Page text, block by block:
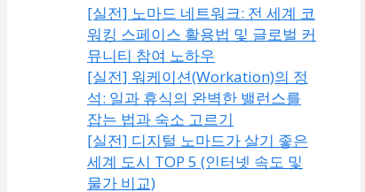
[실전] 노마드 네트워크: 전 세계 코
워킹 스페이스 활용법 및 글로벌 커
뮤니티 참여 노하우
[실전] 워케이션(Workation)의 정
석: 일과 휴식의 완벽한 밸런스를
잡는 법과 숙소 고르기
[실전] 디지털 노마드가 살기 좋은
세계 도시 TOP 5 (인터넷 속도 및
물가 비교)